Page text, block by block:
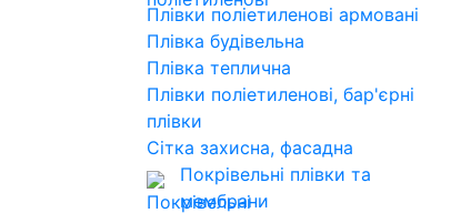
Плівки поліетиленові армовані
Плівка будівельна
Плівка теплична
Плівки поліетиленові, бар'єрні
плівки
Сітка захисна, фасадна
Покрівельні плівки та
мембрани